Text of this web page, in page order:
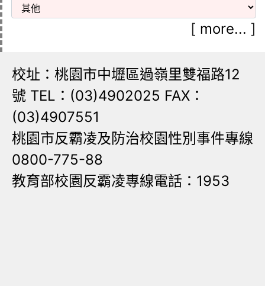
[ more... ]
校址：桃園市中壢區過嶺里雙福路12
號 TEL：(03)4902025 FAX：
(03)4907551
桃園市反霸凌及防治校園性別事件專線
0800-775-88
教育部校園反霸凌專線電話：1953